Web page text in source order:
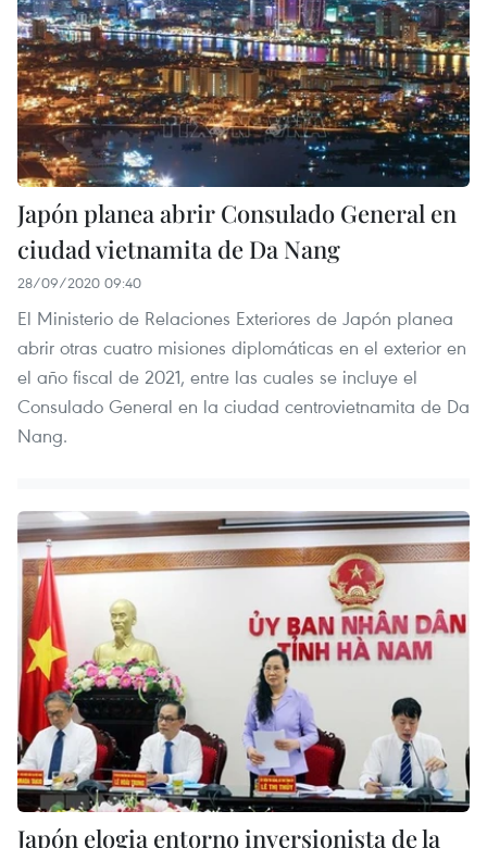
Japón planea abrir Consulado General en
ciudad vietnamita de Da Nang
28/09/2020 09:40
El Ministerio de Relaciones Exteriores de Japón planea
abrir otras cuatro misiones diplomáticas en el exterior en
el año fiscal de 2021, entre las cuales se incluye el
Consulado General en la ciudad centrovietnamita de Da
Nang.
Japón elogia entorno inversionista de la